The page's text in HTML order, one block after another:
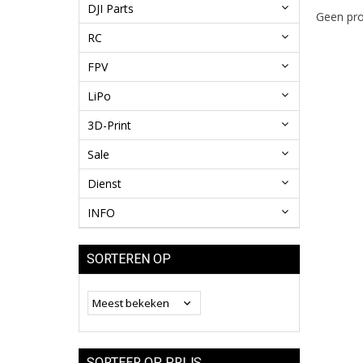
DJI Parts
RC
FPV
LiPo
3D-Print
Sale
Dienst
INFO
SORTEREN OP
Geen